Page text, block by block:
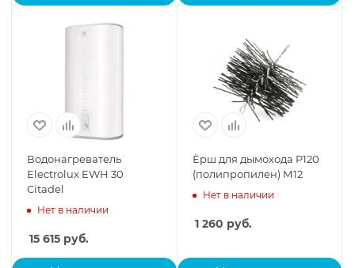
Водонагреватель
Electrolux EWH 30
Citadel
Нет в наличии
15 615 руб.
Ёрш для дымохода P120
(полипропилен) М12
Нет в наличии
1 260 руб.